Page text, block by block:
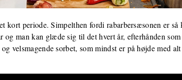
kort periode. Simpelthen fordi rabarbersæsonen er så
og man kan glæde sig til det hvert år, efterhånden
velsmagende sorbet, som mindst er på højde med